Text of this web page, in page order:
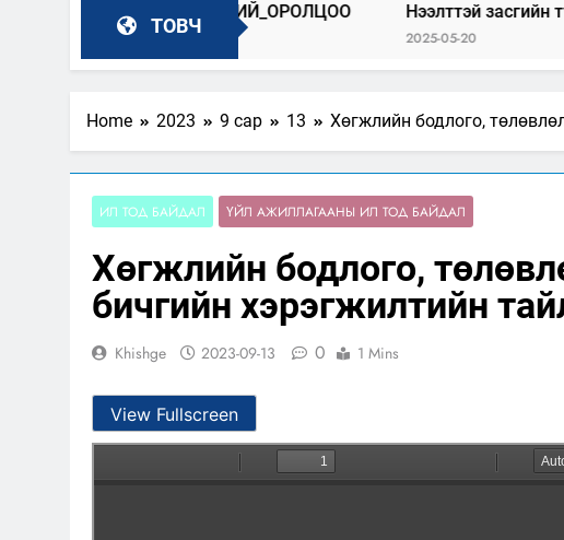
ТОВЧ
Нээлттэй засгийн түншлэл
Home 2023 9 сар 13 Хөгжлийн бодлого,
ИЛ ТОД БАЙДАЛ ҮЙЛ АЖИЛЛАГААНЫ ИЛ ТОД БАЙДАЛ
Хөгжлийн бодлого,
бичгийн хэрэгжилтийн
Khishge 2023-09-13 0 1 Mins
View Fullscreen